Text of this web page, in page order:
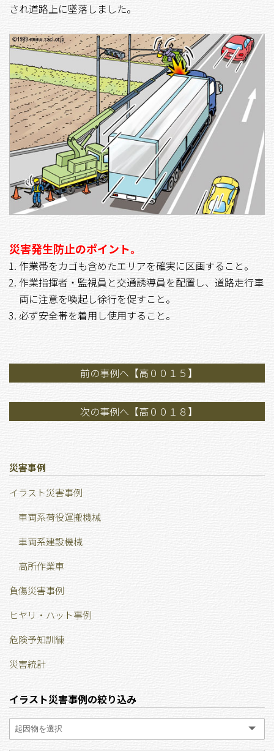
され道路上に墜落しました。
災害発生防止のポイント。
作業帯をカゴも含めたエリアを確実に区画すること。
作業指揮者・監視員と交通誘導員を配置し、道路走行車
両に注意を喚起し徐行を促すこと。
必ず安全帯を着用し使用すること。
前の事例へ【高００１５】
次の事例へ【高００１８】
災害事例
イラスト災害事例
車両系荷役運搬機械
車両系建設機械
高所作業車
負傷災害事例
ヒヤリ・ハット事例
危険予知訓練
災害統計
イラスト災害事例の絞り込み